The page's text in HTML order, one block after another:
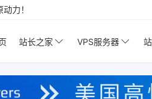
力！
站长之家 VPS服务器